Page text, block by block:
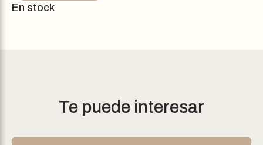
En stock
Te puede interesar